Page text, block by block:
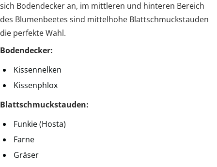
sich Bodendecker an, im mittleren und hinteren Bereich
des Blumenbeetes sind mittelhohe Blattschmuckstauden
die perfekte Wahl.
Bodendecker:
Kissennelken
Kissenphlox
Blattschmuckstauden:
Funkie (Hosta)
Farne
Gräser